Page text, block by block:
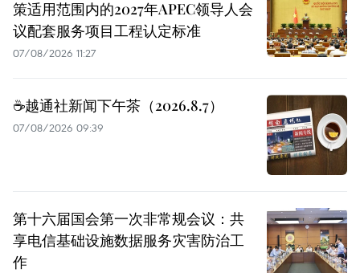
策适用范围内的2027年APEC领导人会
议配套服务项目工程认定标准
07/08/2026 11:27
☕️越通社新闻下午茶（2026.8.7）
07/08/2026 09:39
第十六届国会第一次非常规会议：共
享电信基础设施数据服务灾害防治工
作